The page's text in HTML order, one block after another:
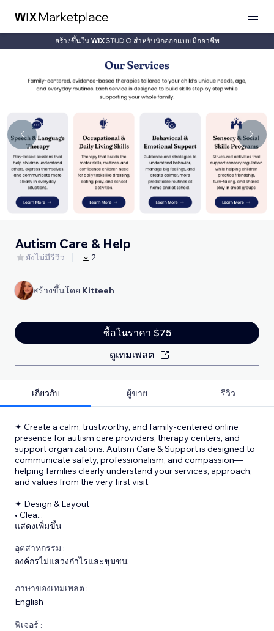
สร้างขึ้นใน สำหรับนักออกแบบมืออาชีพ
Autism Care & Help
ยังไม่มีรีวิว 2
สร้างขึ้นโดย Kitteeh
ซื้อในราคา $75
ดูเทมเพลต
เกี่ยวกับ ผู้ขาย รีวิว
✦ Create a calm, trustworthy, and family-centered online
presence for autism care providers, therapy centers, and
support organizations. Autism Care & Support is designed to
communicate safety, professionalism, and compassion—
helping families clearly understand your services, approach,
and values from the very first visit.
✦ Design & Layout
• Clea...
แสดงเพิ่มขึ้น
อุตสาหกรรม :
องค์กรไม่แสวงกำไรและชุมชน
ภาษาของเทมเพลต :
English
ฟีเจอร์ :